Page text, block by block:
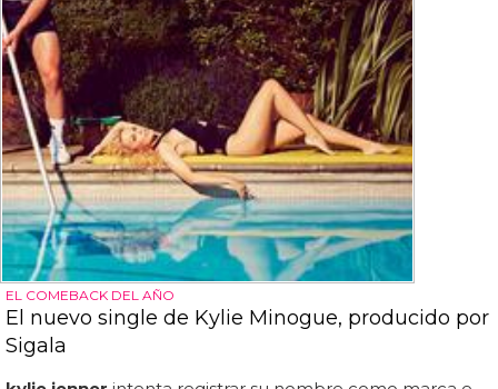
EL COMEBACK DEL AÑO
El nuevo single de Kylie Minogue, producido por
Sigala